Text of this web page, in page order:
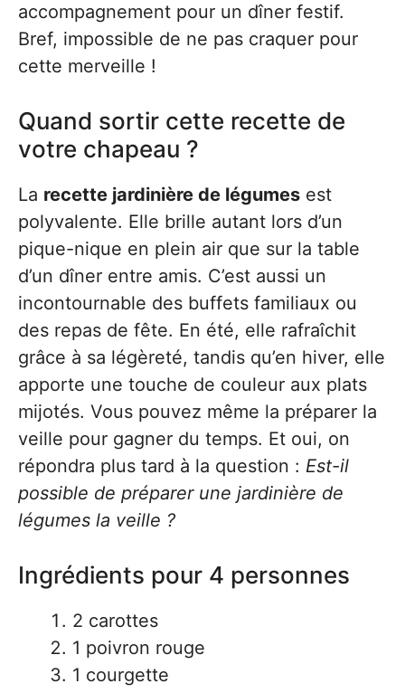
accompagnement pour un dîner festif.
Bref, impossible de ne pas craquer pour
cette merveille !
Quand sortir cette recette de
votre chapeau ?
La recette jardinière de légumes est
polyvalente. Elle brille autant lors d’un
pique-nique en plein air que sur la table
d’un dîner entre amis. C’est aussi un
incontournable des buffets familiaux ou
des repas de fête. En été, elle rafraîchit
grâce à sa légèreté, tandis qu’en hiver, elle
apporte une touche de couleur aux plats
mijotés. Vous pouvez même la préparer la
veille pour gagner du temps. Et oui, on
répondra plus tard à la question : Est-il
possible de préparer une jardinière de
légumes la veille ?
Ingrédients pour 4 personnes
2 carottes
1 poivron rouge
1 courgette